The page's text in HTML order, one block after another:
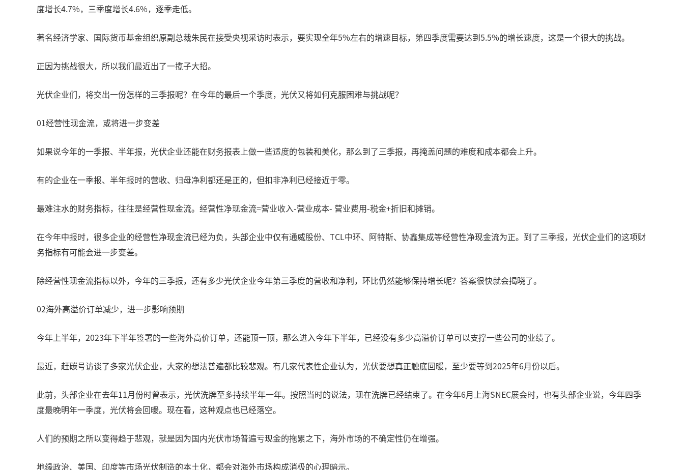
度增长4.7%，三季度增长4.6%，逐季走低。
著名经济学家、国际货币基金组织原副总裁朱民在接受央视采访时表示，要实现全年5%左右的增速目标，第四季度需要达到5.5%的增长速度，这是一个很大的挑战。
正因为挑战很大，所以我们最近出了一揽子大招。
光伏企业们，将交出一份怎样的三季报呢？在今年的最后一个季度，光伏又将如何克服困难与挑战呢？
01经营性现金流，或将进一步变差
如果说今年的一季报、半年报，光伏企业还能在财务报表上做一些适度的包装和美化，那么到了三季报，再掩盖问题的难度和成本都会上升。
有的企业在一季报、半年报时的营收、归母净利都还是正的，但扣非净利已经接近于零。
最难注水的财务指标，往往是经营性现金流。经营性净现金流=营业收入-营业成本- 营业费用-税金+折旧和摊销。
在今年中报时，很多企业的经营性净现金流已经为负，头部企业中仅有通威股份、TCL中环、阿特斯、协鑫集成等经营性净现金流为正。到了三季报，光伏企业们的这项财
务指标有可能会进一步变差。
除经营性现金流指标以外，今年的三季报，还有多少光伏企业今年第三季度的营收和净利，环比仍然能够保持增长呢？答案很快就会揭晓了。
02海外高溢价订单减少，进一步影响预期
今年上半年，2023年下半年签署的一些海外高价订单，还能顶一顶，那么进入今年下半年，已经没有多少高溢价订单可以支撑一些公司的业绩了。
最近，赶碳号访谈了多家光伏企业，大家的想法普遍都比较悲观。有几家代表性企业认为，光伏要想真正触底回暖，至少要等到2025年6月份以后。
此前，头部企业在去年11月份时曾表示，光伏洗牌至多持续半年一年。按照当时的说法，现在洗牌已经结束了。在今年6月上海SNEC展会时，也有头部企业说，今年四季
度最晚明年一季度，光伏将会回暖。现在看，这种观点也已经落空。
人们的预期之所以变得趋于悲观，就是因为国内光伏市场普遍亏现金的拖累之下，海外市场的不确定性仍在增强。
地缘政治、美国、印度等市场光伏制造的本土化，都会对海外市场构成消极的心理暗示。